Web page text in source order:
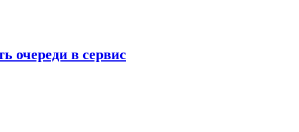
очереди в сервис